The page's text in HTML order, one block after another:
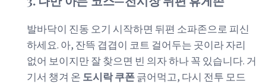
발바닥이 진동 오기 시작하면 뒤편 소파존으로 피신
하세요. 아, 잔뜩 겹겹이 코트 걸어두는 곳이라 자리
없어 보이지만 잘 찾으면 빈 의자 하나 꼭 있습니다. 거
기서 챙겨 온 도시락 쿠폰긁어먹고, 다시 전투 모드